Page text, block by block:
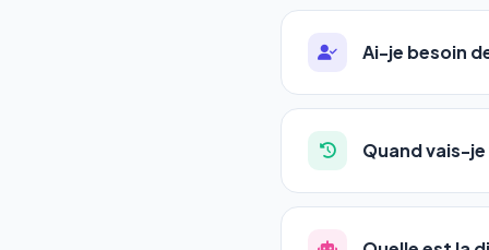
Ai-je besoin
Absolument pas.
auto-entrepreneurs,
l'adresse de votre
Quand vais-
La plupart de nos